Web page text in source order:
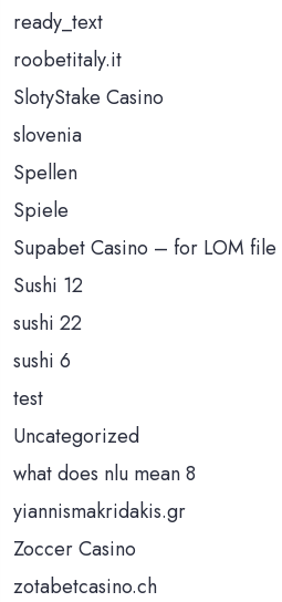
ready_text
roobetitaly.it
SlotyStake Casino
slovenia
Spellen
Spiele
Supabet Casino – for LOM file
Sushi 12
sushi 22
sushi 6
test
Uncategorized
what does nlu mean 8
yiannismakridakis.gr
Zoccer Casino
zotabetcasino.ch